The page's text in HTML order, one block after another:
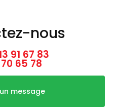
nous
91 67 83
65 78
message